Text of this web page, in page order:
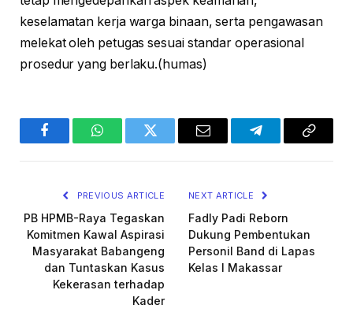
keselamatan kerja warga binaan, serta pengawasan
melekat oleh petugas sesuai standar operasional
prosedur yang berlaku.(humas)
FacebookWhatsAppTwitter Email TelegramCopy
PREVIOUS ARTICLE
PB HPMB-Raya Tegaskan
Komitmen Kawal Aspirasi
Masyarakat Babangeng
dan Tuntaskan Kasus
Kekerasan terhadap
Kader
NEXT ARTICLE
Fadly Padi Reborn
Dukung Pembentukan
Personil Band di Lapas
Kelas I Makassar